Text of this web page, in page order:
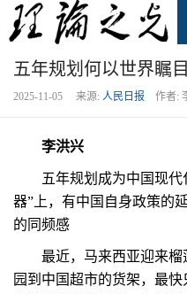
五年规划何以世界瞩目
2025-11-05 来源: 人民日报 作者:
李洪兴
五年规划成为中国现代
器”上，有中国自身政策的
的同频感
最近，马来西亚迎来榴
园到中国超市的货架，最